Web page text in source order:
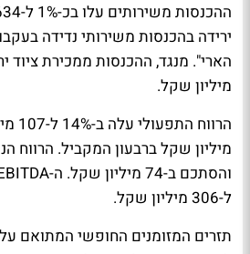
ירידה בהכנסות משירותי נדידה
מיליון שקל.
ל-306 מיליון שקל.